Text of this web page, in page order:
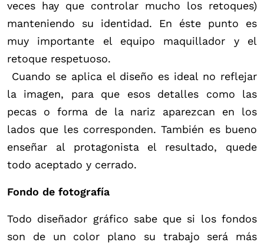
veces hay que controlar mucho los retoques)
manteniendo su identidad. En éste punto es
muy importante el equipo maquillador y el
retoque respetuoso.
Cuando se aplica el diseño es ideal no reflejar
la imagen, para que esos detalles como las
pecas o forma de la nariz aparezcan en los
lados que les corresponden. También es bueno
enseñar al protagonista el resultado, quede
todo aceptado y cerrado.
Fondo de fotografía
Todo diseñador gráfico sabe que si los fondos
son de un color plano su trabajo será más